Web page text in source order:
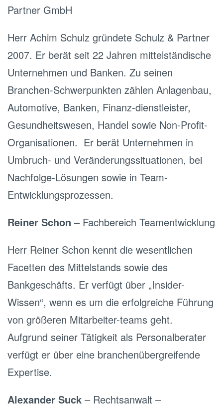
Partner GmbH
Herr Achim Schulz gründete Schulz & Partner
2007. Er berät seit 22 Jahren mittelständische
Unternehmen und Banken. Zu seinen
Branchen-Schwerpunkten zählen Anlagenbau,
Automotive, Banken, Finanz-dienstleister,
Gesundheitswesen, Handel sowie Non-Profit-
Organisationen. Er berät Unternehmen in
Umbruch- und Veränderungssituationen, bei
Nachfolge-Lösungen sowie in Team-
Entwicklungsprozessen.
Reiner Schon – Fachbereich Teamentwicklung
Herr Reiner Schon kennt die wesentlichen
Facetten des Mittelstands sowie des
Bankgeschäfts. Er verfügt über „Insider-
Wissen“, wenn es um die erfolgreiche Führung
von größeren Mitarbeiter-teams geht.
Aufgrund seiner Tätigkeit als Personalberater
verfügt er über eine branchenübergreifende
Expertise.
Alexander Suck – Rechtsanwalt –